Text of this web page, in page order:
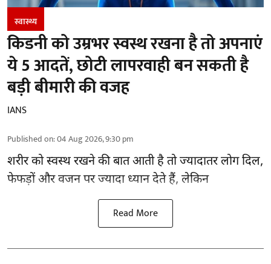
स्वास्थ्य
किडनी को उम्रभर स्वस्थ रखना है तो अपनाएं
ये 5 आदतें, छोटी लापरवाही बन सकती है
बड़ी बीमारी की वजह
IANS
Published on:04 Aug 2026, 9:30 pm
शरीर को स्वस्थ रखने की बात आती है तो ज्यादातर लोग दिल,
फेफड़ों और वजन पर ज्यादा ध्यान देते हैं, लेकिन
Read More